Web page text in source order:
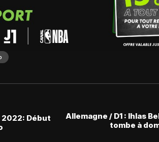
2022: Début
Allemagne / D1 : Ihlas
tombe à